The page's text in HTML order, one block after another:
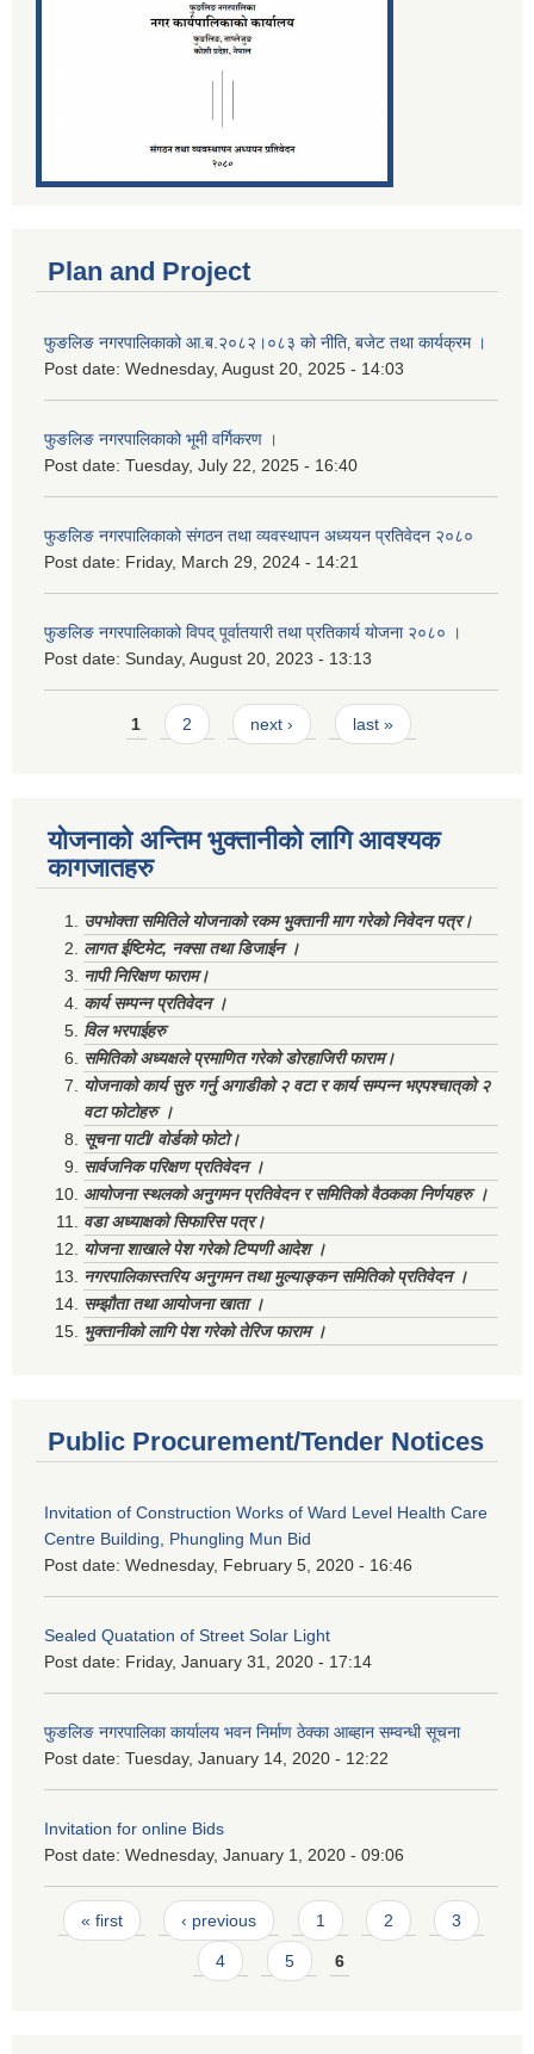
Plan and Project
फुङलिङ नगरपालिकाको आ.ब.२०८२।०८३ को नीति‚ बजेट तथा कार्यक्रम ।
Post date: Wednesday, August 20, 2025 - 14:03
फुङलिङ नगरपालिकाको भूमी वर्गिकरण ।
Post date: Tuesday, July 22, 2025 - 16:40
फुङलिङ नगरपालिकाको संगठन तथा व्यवस्थापन अध्ययन प्रतिवेदन २०८०
Post date: Friday, March 29, 2024 - 14:21
फुङलिङ नगरपालिकाको विपद् पूर्वातयारी तथा प्रतिकार्य योजना २०८० ।
Post date: Sunday, August 20, 2023 - 13:13
Pages1 2 next › last »
योजनाको अन्तिम भुक्तानीको लागि आवश्यक
कागजातहरु
उपभोक्ता समितिले योजनाको रकम भुक्तानी माग गरेको निवेदन पत्र।
लागत ईष्टिमेट, नक्सा तथा डिजाईन ।
नापी निरिक्षण फाराम।
कार्य सम्पन्न प्रतिवेदन ।
विल भरपाईहरु
समितिको अध्यक्षले प्रमाणित गरेको डोरहाजिरी फाराम।
योजनाको कार्य सुरु गर्नु अगाडीको २ वटा र कार्य सम्पन्न भएपश्चात्‌को २
वटा फोटोहरु ।
सूचना पाटी/ वोर्डको फोटो।
सार्वजनिक परिक्षण प्रतिवेदन ।
आयोजना स्थलको अनुगमन प्रतिवेदन र समितिको वैठकका निर्णयहरु ।
वडा अध्याक्षको सिफारिस पत्र।
योजना शाखाले पेश गरेको टिप्पणी आदेश ।
नगरपालिकास्तरिय अनुगमन तथा मुल्याङ्कन समितिको प्रतिवेदन ।
सम्झौता तथा आयोजना खाता ।
भुक्तानीको लागि पेश गरेको तेरिज फाराम ।
Public Procurement/Tender Notices
Invitation of Construction Works of Ward Level Health Care
Centre Building, Phungling Mun Bid
Post date: Wednesday, February 5, 2020 - 16:46
Sealed Quatation of Street Solar Light
Post date: Friday, January 31, 2020 - 17:14
फुङलिङ नगरपालिका कार्यालय भवन निर्माण ठेक्का आब्हान सम्वन्धी सूचना
Post date: Tuesday, January 14, 2020 - 12:22
Invitation for online Bids
Post date: Wednesday, January 1, 2020 - 09:06
Pages
« first ‹ previous 1 2 3
4 5 6